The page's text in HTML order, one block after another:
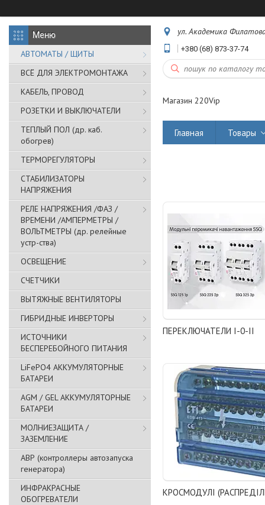
АВТОМАТЫ / ЩИТЫ
ВСЁ ДЛЯ ЭЛЕКТРОМОНТАЖА
КАБЕЛЬ, ПРОВОД
РОЗЕТКИ И ВЫКЛЮЧАТЕЛИ
ТЕПЛЫЙ ПОЛ (др. каб.
обогрев)
ТЕРМОРЕГУЛЯТОРЫ
СТАБИЛИЗАТОРЫ
НАПРЯЖЕНИЯ
РЕЛЕ НАПРЯЖЕНИЯ /ФАЗ /
ВРЕМЕНИ /АМПЕРМЕТРЫ /
ВОЛЬТМЕТРЫ (др. релейные
устр-ства)
ОСВЕЩЕНИЕ
СЧЕТЧИКИ
ВЫТЯЖНЫЕ ВЕНТИЛЯТОРЫ
ГИБРИДНЫЕ ИНВЕРТОРЫ
ИСТОЧНИКИ
БЕСПЕРЕБОЙНОГО ПИТАНИЯ
LiFePO4 АККУМУЛЯТОРНЫЕ
БАТАРЕИ
AGM / GEL АККУМУЛЯТОРНЫЕ
БАТАРЕИ
МОЛНИЕЗАЩИТА /
ЗАЗЕМЛЕНИЕ
АВР (контроллеры автозапуска
генератора)
ИНФРАКРАСНЫЕ
ОБОГРЕВАТЕЛИ
ул. Академика
+380 (68) 873-37-74
Магазин 220Vip
Главная Товары
ПЕРЕКЛЮЧАТЕЛИ I-0-II
КРОСМОДУЛІ